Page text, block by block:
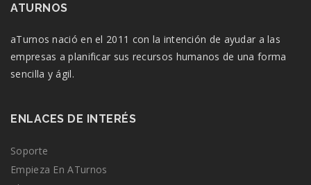
ATURNOS
aTurnos nació en el 2011 con la intención de ayudar a las
empresas a planificar sus recursos humanos de una forma
sencilla y ágil.
ENLACES DE INTERÉS
Soporte
Empieza En ATurnos